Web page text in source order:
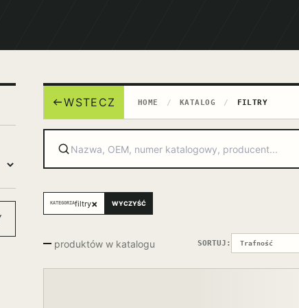
WSTECZ HOME / KATALOG / FILTRY
KATEGORIAfiltry× WYCZYŚĆ
—produktów w katalogu SORTUJ: